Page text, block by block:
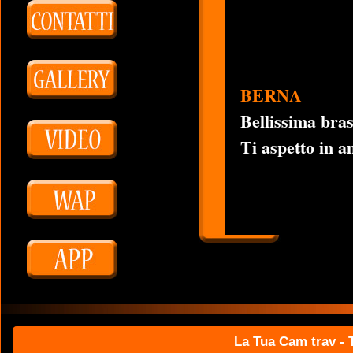
BERNA
Bellissima
Ti aspetto in
La Tua Cam trav -